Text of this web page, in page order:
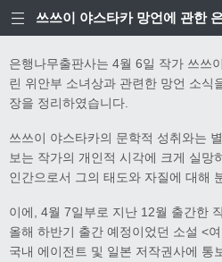
은행나무출판사는 4월 6일 작가 쓰쓰
린 위안부 소녀상과 관련한 망언 소식
장을 정리하였습니다.
쓰쓰이 야스타카의 문학적 성취와는
보는 작가의 개인적 시각에 크게 실망
인간으로서 그의 태도와 자질에 대해
이에, 4월 7일부로 지난 12월 출간한
올해 하반기 출간 예정이었던 소설 <
국내 에이전트 및 일본 저작권사에 통